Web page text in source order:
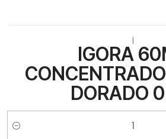
IGORA
DORADO
Cantidad